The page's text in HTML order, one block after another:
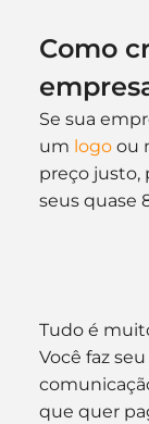
Como
Se sua
um logo ou
preço justo,
seus quase
Tudo é
Você faz
que quer